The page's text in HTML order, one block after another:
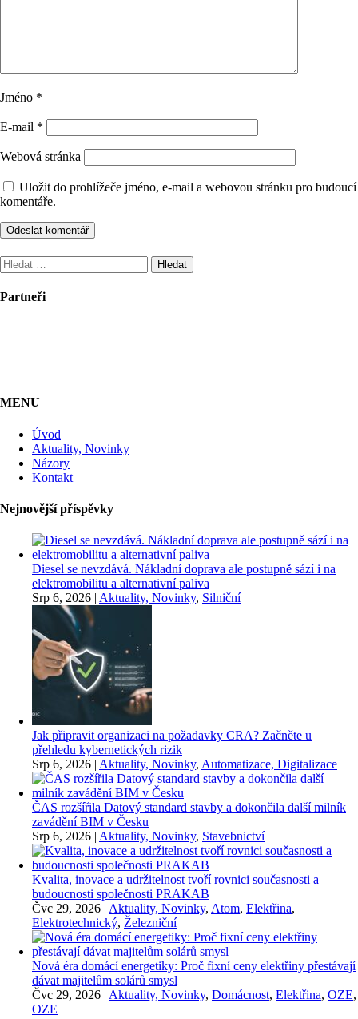
Jméno *
E-mail *
Webová stránka
Uložit do prohlížeče jméno, e-mail a webovou stránku pro budoucí
komentáře.
Vyhledávání
Partneři
MENU
Úvod
Aktuality, Novinky
Názory
Kontakt
Nejnovější příspěvky
Diesel se nevzdává. Nákladní doprava ale postupně sází i na
elektromobilitu a alternativní paliva
Srp 6, 2026 | Aktuality, Novinky, Silniční
Jak připravit organizaci na požadavky CRA? Začněte u
přehledu kybernetických rizik
Srp 6, 2026 | Aktuality, Novinky, Automatizace, Digitalizace
ČAS rozšířila Datový standard stavby a dokončila další milník
zavádění BIM v Česku
Srp 6, 2026 | Aktuality, Novinky, Stavebnictví
Kvalita, inovace a udržitelnost tvoří rovnici současnosti a
budoucnosti společnosti PRAKAB
Čvc 29, 2026 | Aktuality, Novinky, Atom, Elektřina,
Elektrotechnický, Železniční
Nová éra domácí energetiky: Proč fixní ceny elektřiny přestávají
dávat majitelům solárů smysl
Čvc 29, 2026 | Aktuality, Novinky, Domácnost, Elektřina, OZE,
OZE